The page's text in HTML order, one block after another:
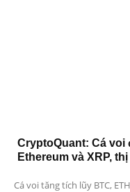
CryptoQuant: Cá voi
Ethereum và XRP,
Cá voi tăng tích lũy BTC,